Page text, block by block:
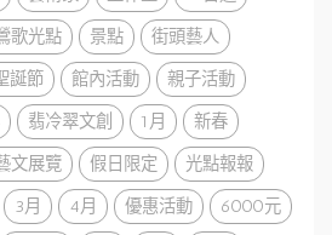
歌光點 景點
街頭藝人
誕節 館內活動
親子活動
翡冷翠文創 1月
新春
文展覽 假日限定
光點報報
3月 4月 優惠活動
6000元